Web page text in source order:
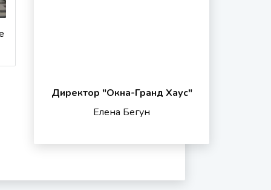
Директор "Oкна-Гранд Хаус"
Елена Бегун